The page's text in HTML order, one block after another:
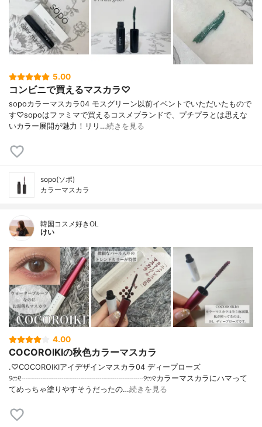
5.00
コンビニで買えるマスカラ♡
sopoカラーマスカラ04 モスグリーン以前イベントでいただいたもので
す♡sopoはファミマで買えるコスメブランドで、プチプラとは思えな
いカラー展開が魅力！リリ…続きを見る
sopo(ソポ)
カラーマスカラ
韓国コスメ好きOL
けい
4.00
COCOROIKIの秋色カラーマスカラ
.♡COCOROIKIアイデザインマスカラ04 ディープローズ
୨ෆ୧┈┈┈┈┈┈┈┈┈┈┈┈┈┈┈┈୨ෆ୧カラーマスカラにハマって
てめっちゃ塗りやすそうだったの…続きを見る